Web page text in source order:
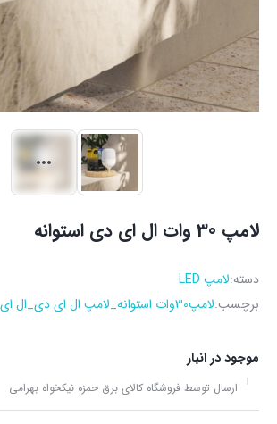
لامپ 30 وات ال ای دی استوانه
دسته:لامپ LED
برچسب:لامپ30وات استوانه_لامپ ال ای دی_ال ای دی30وات_
موجود در انبار
ارسال توسط فروشگاه کالای برق حمزه نیکخواه بهرامی